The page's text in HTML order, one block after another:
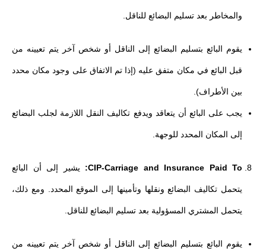
والمخاطر بعد تسليم البضائع للناقل.
يقوم البائع بتسليم البضائع إلى الناقل أو شخص آخر يتم تعيينه من
قبل البائع في مكان متفق عليه (إذا تم الاتفاق على وجود مكان محدد
بين الأطراف).
يجب على البائع أن يتعاقد ويدفع تكاليف النقل اللازمة لجلب البضائع
إلى المكان المحدد للوجهة.
CIP-Carriage and Insurance Paid To: يشير إلى أن البائع
يتحمل تكاليف البضائع ونقلها وتأمينها إلى الموقع المحدد. ومع ذلك،
يتحمل المشتري المسؤولية بعد تسليم البضائع للناقل.
يقوم البائع بتسليم البضائع إلى الناقل أو شخص آخر يتم تعيينه من